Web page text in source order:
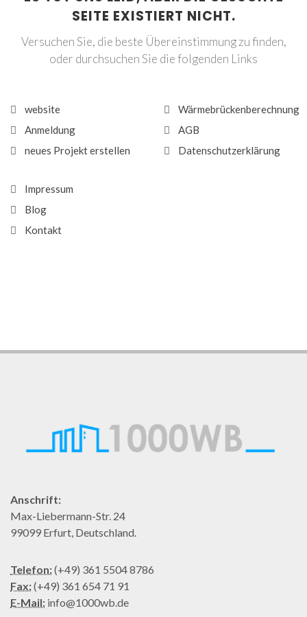
SEITE EXISTIERT NICHT.
Versuchen Sie, die beste Übereinstimmung zu finden,
oder durchsuchen Sie die folgenden Links
website
Anmeldung
neues Projekt erstellen
Wärmebrückenberechnung
AGB
Datenschutzerklärung
Impressum
Blog
Kontakt
Anschrift:
Max-Liebermann-Str. 24
99099 Erfurt, Deutschland.
Telefon:(+49) 361 5504 8786
Fax:(+49) 361 654 71 91
E-Mail: info@1000wb.de